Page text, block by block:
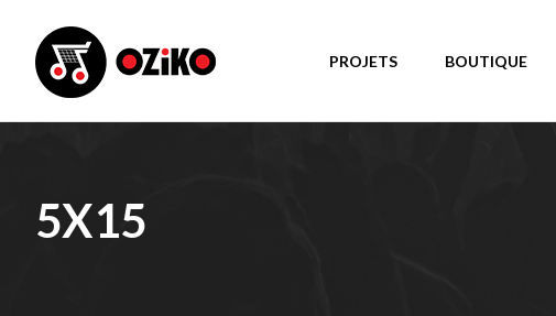
PROJETS BOUTIQUE
5X15